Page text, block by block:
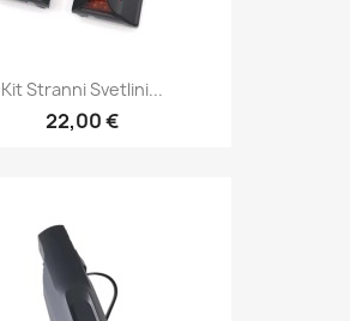
Kit Stranni Svetlini...
22,00 €